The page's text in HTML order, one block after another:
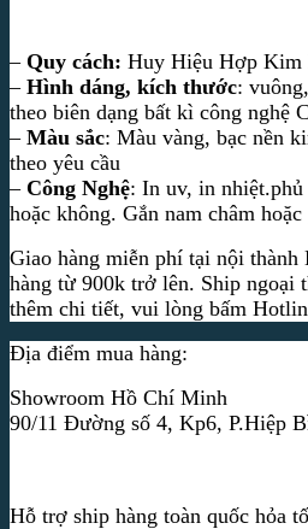
– Quy cách: Huy Hiệu Hợp
– Hình dáng, kích thước:
theo biên dạng bất kì công nghệ
– Màu sắc: Màu vàng, bạc nền
theo yêu cầu
– Công Nghệ: In uv, in
hoặc không. Gắn nam châm
Giao hàng miễn phí tại nội
hàng từ 900k trở lên. Ship ngoại
thêm chi tiết, vui lòng bấm
Địa điểm mua hàng:
Showroom Hồ Chí Minh
90/11 Đường số 4, Kp6, P.Hiệp
Hỗ trợ ship hàng toàn quốc hỏa